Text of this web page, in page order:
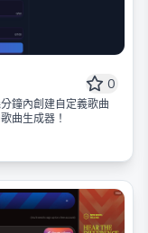
0
鐘內創建自定義歌曲
曲生成器！